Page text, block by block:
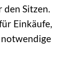
Sitzen.
Einkäufe,